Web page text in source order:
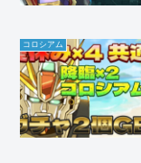
コロシアム